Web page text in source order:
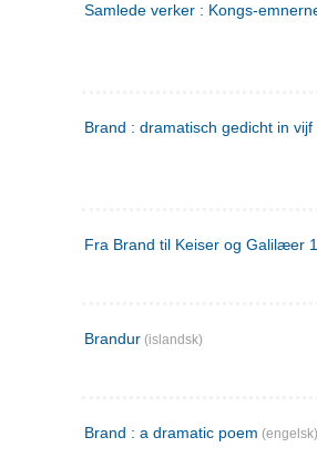
Samlede verker : Kongs-
Brand : dramatisch gedicht in vijf
Fra Brand til Keiser og Galilæer
Brandur (islandsk)
Brand : a dramatic poem (engelsk)